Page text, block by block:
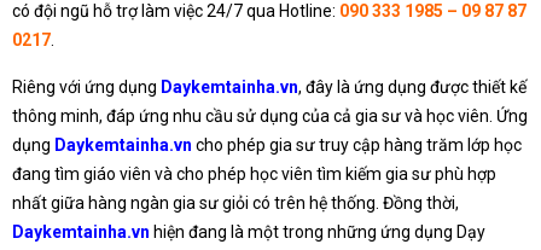
có đội ngũ hỗ trợ làm việc 24/7 qua Hotline: 090 333 1985 – 09 87 87
0217.
Riêng với ứng dụng Daykemtainha.vn, đây là ứng dụng được thiết kế
thông minh, đáp ứng nhu cầu sử dụng của cả gia sư và học viên. Ứng
dụng Daykemtainha.vn cho phép gia sư truy cập hàng trăm lớp học
đang tìm giáo viên và cho phép học viên tìm kiếm gia sư phù hợp
nhất giữa hàng ngàn gia sư giỏi có trên hệ thống. Đồng thời,
Daykemtainha.vn hiện đang là một trong những ứng dụng Dạy